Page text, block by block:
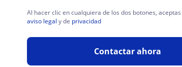
Al hacer clic en cualquiera de los dos botones,
aviso legal y de privacidad
Contactar ahora